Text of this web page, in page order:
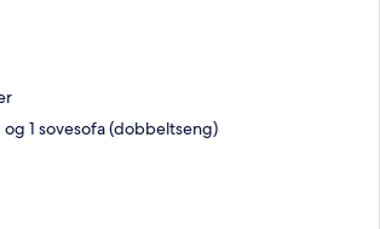
1 sovesofa (dobbeltseng)